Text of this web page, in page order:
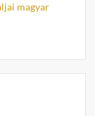
magyar